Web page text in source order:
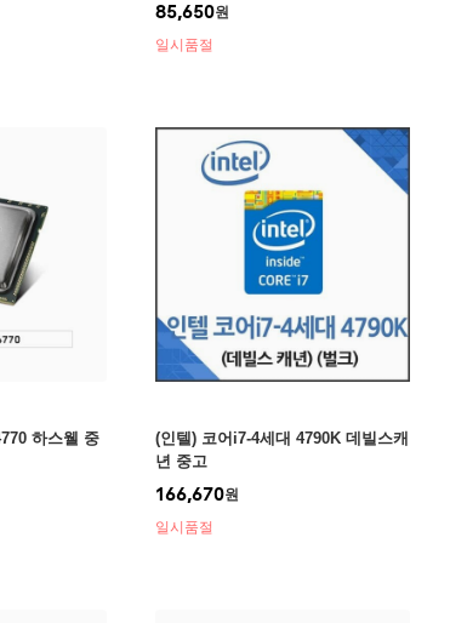
85,650원
일시품절
하스웰 중
(인텔) 코어i7-4세대 4790K 데빌스캐
년 중고
166,670원
일시품절